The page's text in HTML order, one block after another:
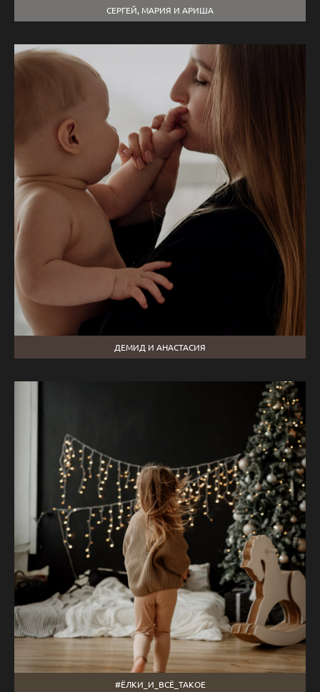
СЕРГЕЙ, МАРИЯ И АРИША
ДЕМИД И АНАСТАСИЯ
#ЁЛКИ_И_ВСЁ_ТАКОЕ